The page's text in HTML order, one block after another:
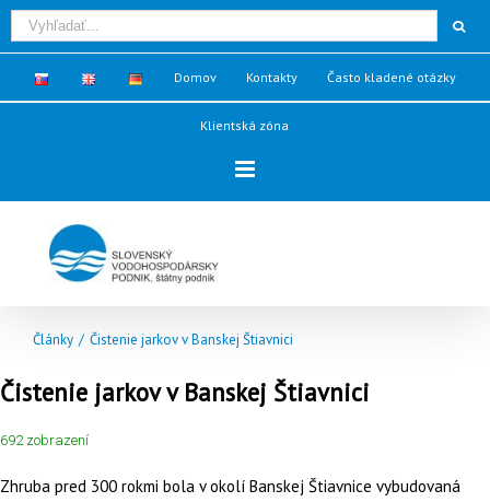
Domov Kontakty Často kladené otázky
Klientská zóna
Články / Čistenie jarkov v Banskej Štiavnici
Čistenie jarkov v Banskej Štiavnici
692 zobrazení
Zhruba pred 300 rokmi bola v okolí Banskej Štiavnice vybudovaná